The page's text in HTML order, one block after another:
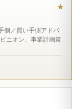
側／買い手側アドバ
ニオン、事業計画策